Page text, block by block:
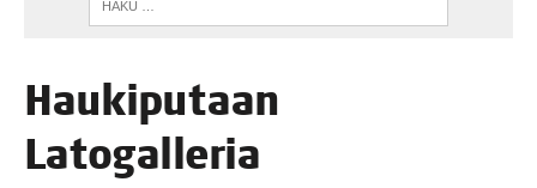
Hau­ki­pu­taan
Lato­gal­le­ria